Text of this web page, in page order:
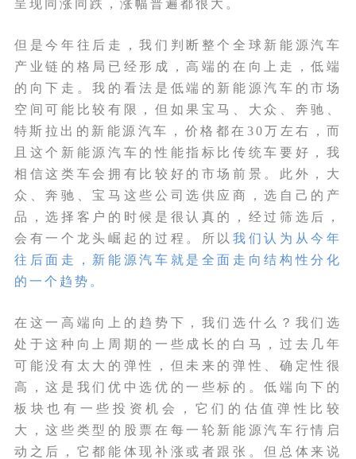
呈现同涨同跌，涨幅普遍都很大。
但是今年往后走，我们判断整个全球新能源汽车
产业链的格局已经形成，高端的在向上走，低端
的向下走。我的看法是低端的新能源汽车的市场
空间可能比较有限，但如果宝马、大众、奔驰、
特斯拉出的新能源汽车，价格都在30万左右，而
且这个新能源汽车的性能指标比传统车要好，我
相信这类车会拥有比较好的市场前景。此外，大
众、奔驰、宝马这些公司选供应商，选自己的产
品，选择客户的时候是很认真的，经过筛选后，
会有一个龙头崛起的过程。所以我们认为从今年
往后面走，新能源汽车就是全面走向结构性分化
的一个趋势。
在这一高端向上的趋势下，我们选什么？我们选
处于这种向上周期的一些成长的白马，过去几年
可能没有太大的弹性，但未来的弹性、确定性很
高，这是我们优中选优的一些标的。低端向下的
板块也有一些投资机会，它们的估值弹性比较
大，这些类型的股票在每一轮新能源汽车行情启
动之后，它都能体现补涨或者跟张。但总体来说